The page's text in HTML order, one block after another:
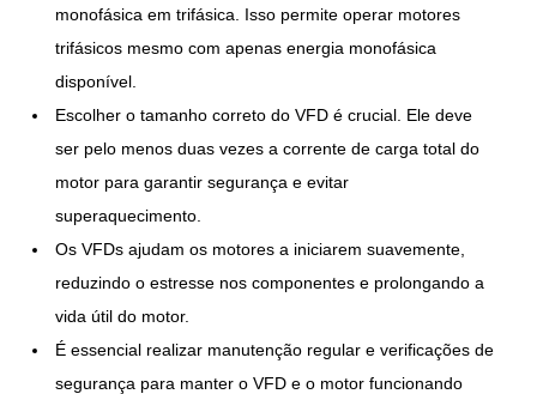
monofásica em trifásica. Isso permite operar motores
trifásicos mesmo com apenas energia monofásica
disponível.
Escolher o tamanho correto do VFD é crucial. Ele deve
ser pelo menos duas vezes a corrente de carga total do
motor para garantir segurança e evitar
superaquecimento.
Os VFDs ajudam os motores a iniciarem suavemente,
reduzindo o estresse nos componentes e prolongando a
vida útil do motor.
É essencial realizar manutenção regular e verificações de
segurança para manter o VFD e o motor funcionando